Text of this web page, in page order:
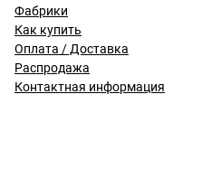
Фабрики
Как купить
Оплата / Доставка
Распродажа
Контактная информация